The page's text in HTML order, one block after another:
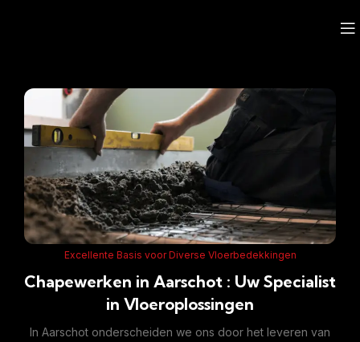
Excellente Basis voor Diverse Vloerbedekkingen
Chapewerken in Aarschot : Uw Specialist
in Vloeroplossingen
In Aarschot onderscheiden we ons door het leveren van